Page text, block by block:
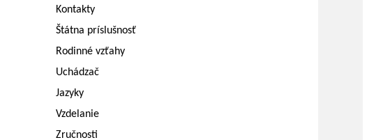
Kontakty
Štátna príslušnosť
Rodinné vzťahy
Uchádzač
Jazyky
Vzdelanie
Zručnosti